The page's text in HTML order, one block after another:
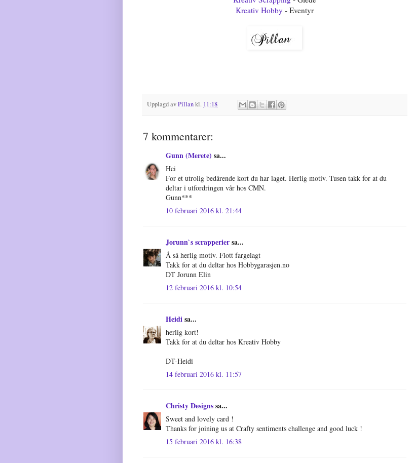
Kreativ Hobby - Eventyr
Upplagd avPillankl. 11:18
7 kommentarer:
Gunn (Merete) sa...
Hei
For et utrolig bedårende kort du har laget. Herlig motiv. Tusen takk for at du
deltar i utfordringen vår hos CMN.
Gunn***
10 februari 2016 kl. 21:44
Jorunn`s scrapperiersa...
Å så herlig motiv. Flott fargelagt
Takk for at du deltar hos Hobbygarasjen.no
DT Jorunn Elin
12 februari 2016 kl. 10:54
Heidisa...
herlig kort!
Takk for at du deltar hos Kreativ Hobby
DT-Heidi
14 februari 2016 kl. 11:57
Christy Designssa...
Sweet and lovely card !
Thanks for joining us at Crafty sentiments challenge and good luck !
15 februari 2016 kl. 16:38